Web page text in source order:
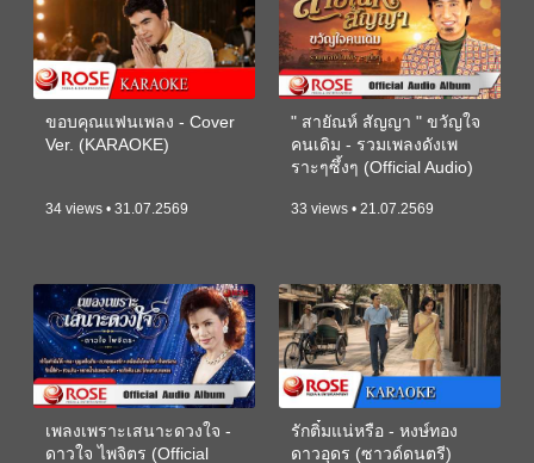
ขอบคุณแฟนเพลง - Cover
Ver. (KARAOKE)
34 views • 31.07.2569
" สายัณห์ สัญญา " ขวัญใจ
คนเดิม - รวมเพลงดังเพ
ราะๆซึ้งๆ (Official Audio)
33 views • 21.07.2569
เพลงเพราะเสนาะดวงใจ -
ดาวใจ ไพจิตร (Official
รักติ๋มแน่หรือ - หงษ์ทอง
ดาวอุดร (ซาวด์ดนตรี)